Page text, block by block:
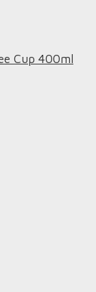
Cup 400ml